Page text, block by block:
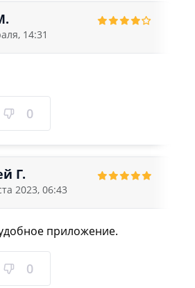
14:31
0
Г.
2023, 06:43
приложение.
0